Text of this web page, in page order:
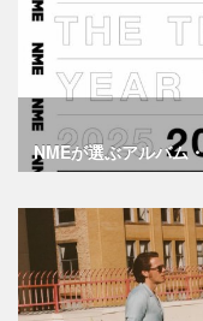
NMEが選ぶアルバム